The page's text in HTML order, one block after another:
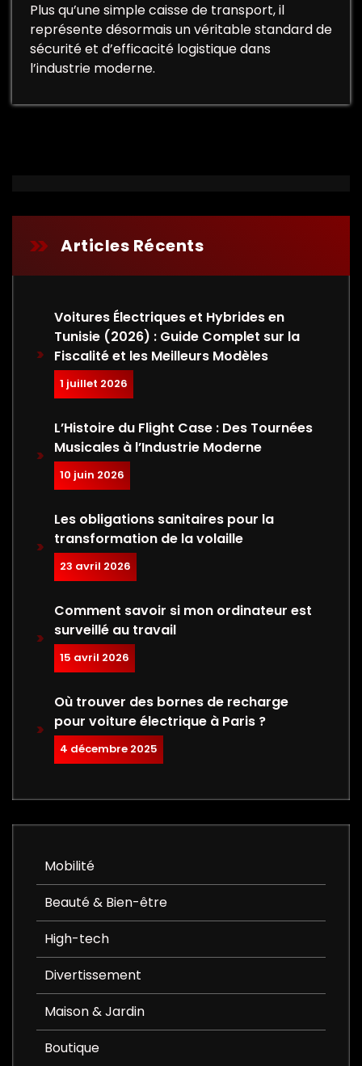
Plus qu’une simple caisse de transport, il
représente désormais un véritable standard de
sécurité et d’efficacité logistique dans
l’industrie moderne.
Articles Récents
Voitures Électriques et Hybrides en
Tunisie (2026) : Guide Complet sur la
Fiscalité et les Meilleurs Modèles
1 juillet 2026
L’Histoire du Flight Case : Des Tournées
Musicales à l’Industrie Moderne
10 juin 2026
Les obligations sanitaires pour la
transformation de la volaille
23 avril 2026
Comment savoir si mon ordinateur est
surveillé au travail
15 avril 2026
Où trouver des bornes de recharge
pour voiture électrique à Paris ?
4 décembre 2025
Mobilité
Beauté & Bien-être
High-tech
Divertissement
Maison & Jardin
Boutique